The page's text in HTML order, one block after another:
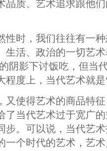
品质、艺术追求跟他
时，我们往往有一种
生活、政治的一切艺
阴影下讨饭吃，但当
程度上，当代艺术就
使得艺术的商品特征
了当代艺术过于宽广
步。可以说，当代艺
一个时代的艺术，艺